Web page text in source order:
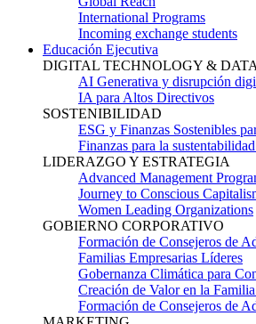
International Programs
Incoming exchange students
Educación Ejecutiva
DIGITAL TECHNOLOGY &
AI Generativa y disrupción
IA para Altos Directivos
SOSTENIBILIDAD
ESG y Finanzas Sostenibles
Finanzas para la
LIDERAZGO Y ESTRATEGIA
Advanced Management
Journey to Conscious
Women Leading Organizations
GOBIERNO CORPORATIVO
Formación de Consejeros de
Familias Empresarias Líderes
Gobernanza Climática para
Creación de Valor en la
Formación de Consejeros de